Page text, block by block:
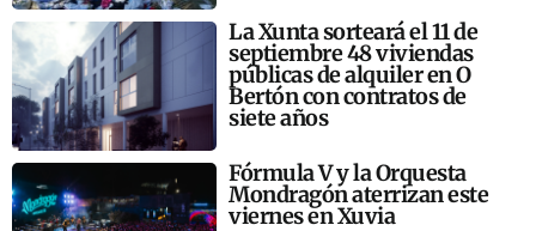
La Xunta sorteará el 11 de
septiembre 48 viviendas
públicas de alquiler en O
Bertón con contratos de
siete años
Fórmula V y la Orquesta
Mondragón aterrizan este
viernes en Xuvia